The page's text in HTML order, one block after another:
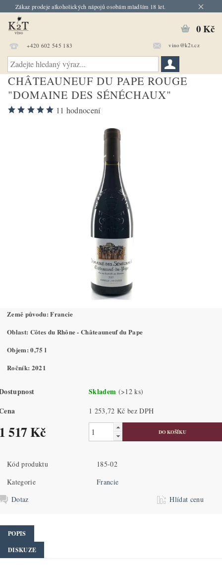
Zákaz prodeje alkoholických nápojů osobám mladším 18 let.
+420 602 545 183 vino@k2t.cz
0 Kč
CHÂTEAUNEUF DU PAPE ROUGE
"DOMAINE DES SÉNÉCHAUX"
11 hodnocení
Země původu: Francie
Oblast: Côtes du Rhône - Châteauneuf du Pape
Objem: 0,75 l
Ročník: 2021
Skladem (>12 ks)
1 253,72 Kč bez DPH
517 Kč
Kód produktu
185-02
Kategorie
Francie
Dotaz
Hlídat cenu
POPIS
DISKUZE